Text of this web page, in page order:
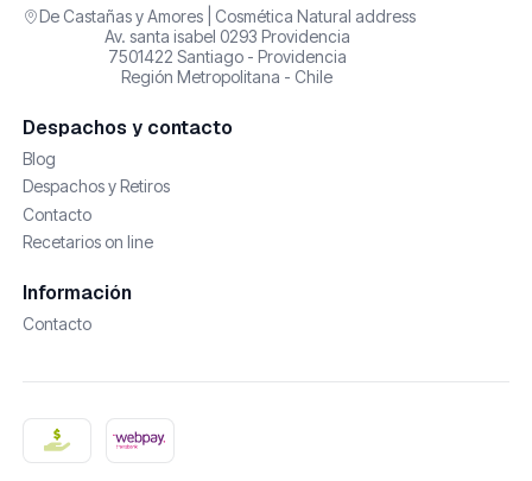
De Castañas y Amores | Cosmética Natural address
Av. santa isabel 0293 Providencia
7501422 Santiago - Providencia
Región Metropolitana - Chile
Despachos y contacto
Blog
Despachos y Retiros
Contacto
Recetarios on line
Información
Contacto